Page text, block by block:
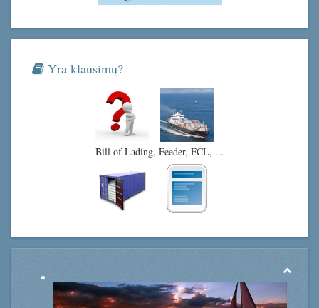
Yra klausimų?
Bill of Lading, Feeder, FCL, ...